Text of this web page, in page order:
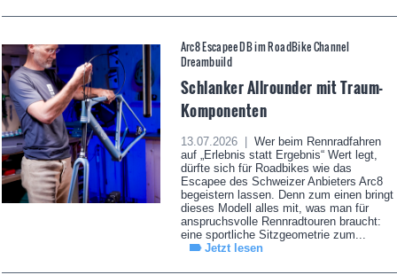
Arc8 Escapee DB im RoadBike Channel
Dreambuild
Schlanker Allrounder mit Traum-
Komponenten
13.07.2026 |
Wer beim Rennradfahren
auf „Erlebnis statt Ergebnis“ Wert legt,
dürfte sich für Roadbikes wie das
Escapee des Schweizer Anbieters Arc8
begeistern lassen. Denn zum einen bringt
dieses Modell alles mit, was man für
anspruchsvolle Rennradtouren braucht:
eine sportliche Sitzgeometrie zum...
Jetzt lesen